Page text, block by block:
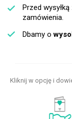
Przed
zamówienia.
Dbamy o
Kliknij w opcję i